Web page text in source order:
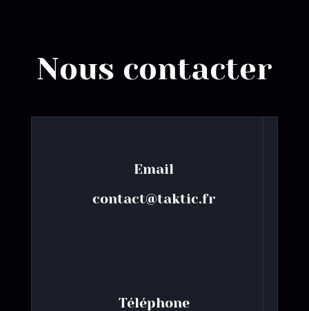
Nous contacter
Email
contact@taktic.fr
Téléphone